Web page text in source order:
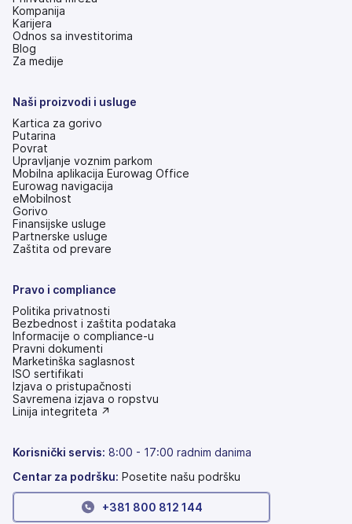
Kompanija
Karijera
Odnos sa investitorima
(otvara
se
kartice)
Blog
Za medije
Naši proizvodi i usluge
Kartica za gorivo
Putarina
Povrat
Upravljanje voznim parkom
Mobilna aplikacija Eurowag Office
Eurowag navigacija
eMobilnost
Gorivo
Finansijske usluge
Partnerske usluge
Zaštita od prevare
Pravo i compliance
Politika privatnosti
Bezbednost i zaštita podataka
Informacije o compliance-u
Pravni dokumenti
Marketinška saglasnost
ISO sertifikati
Izjava o pristupačnosti
(otvara
se
kartice)
Savremena izjava o ropstvu
(otvara
nove
Linija integriteta ↗
Korisnički servis: 8:00 - 17:00 radnim danima
Centar za podršku: Posetite našu podršku
+381 800 812 144